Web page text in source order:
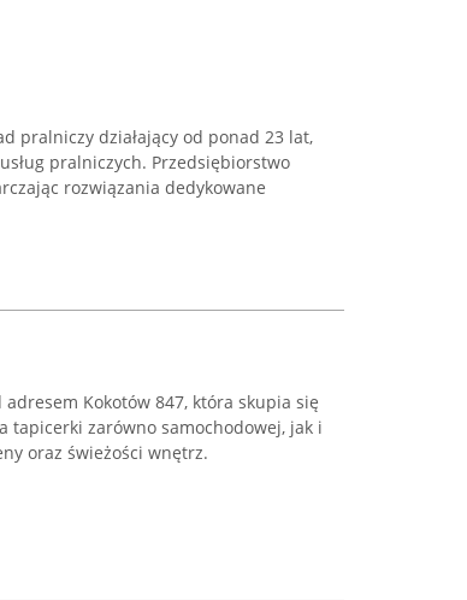
pralniczy działający od ponad 23 lat,
pralniczych. Przedsiębiorstwo
rozwiązania dedykowane
Kokotów 847, która skupia się
tapicerki zarówno samochodowej, jak i
oraz świeżości wnętrz.